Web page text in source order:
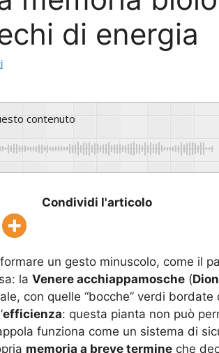
di energia
contenuto
Condividi l'articolo
un gesto minuscolo, come il
la Venere acchiappamosche (
con quelle “bocche” verdi
efficienza: questa pianta non può
funziona come un sistema di
memoria a breve termine che